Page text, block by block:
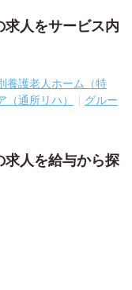
人をサービス内
養護老人ホーム（特
（通所リハ）
グルー
求人を給与から探